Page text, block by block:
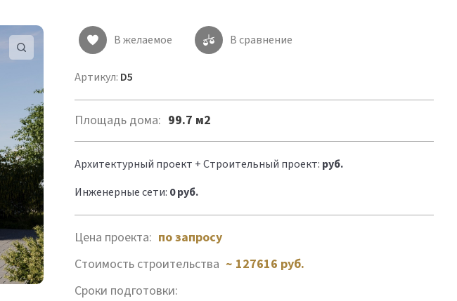
В желаемое В сравнение
Артикул: D5
Площадь дома: 99.7 м2
Архитектурный проект + Строительный проект: руб.
Инженерные сети: 0 руб.
Цена проекта: по запросу
Стоимость строительства ~ 127616 руб.
Сроки подготовки: